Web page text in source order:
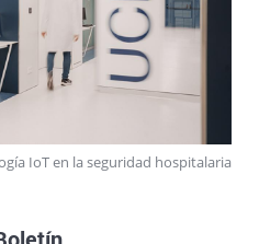
IoT en la seguridad hospitalaria